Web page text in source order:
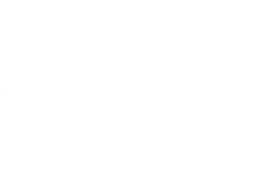
sur un site
de ses
civiles